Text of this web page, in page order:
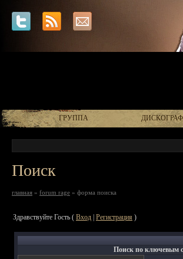
ГРУППА
Поиск
главная » forum rage » форма поиска
Здравствуйте Гость ( Вход Регистрация )
Поиск по ключевым